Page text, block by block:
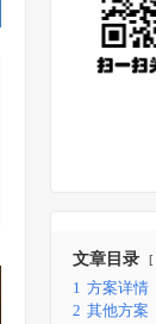
文章目录
1 方案详情
2 其他方案